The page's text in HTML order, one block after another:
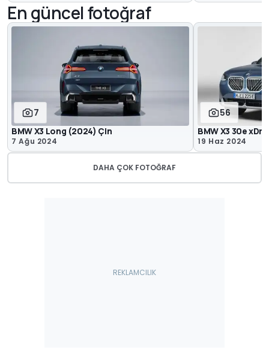
En güncel fotoğraf
7
BMW X3 Long (2024) Çin
7 Ağu 2024
56
BMW X3 30e
19 Haz 2024
DAHA ÇOK FOTOĞRAF